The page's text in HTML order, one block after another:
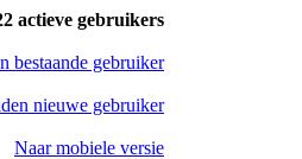
actieve gebruikers
bestaande gebruiker
nieuwe gebruiker
Naar mobiele versie